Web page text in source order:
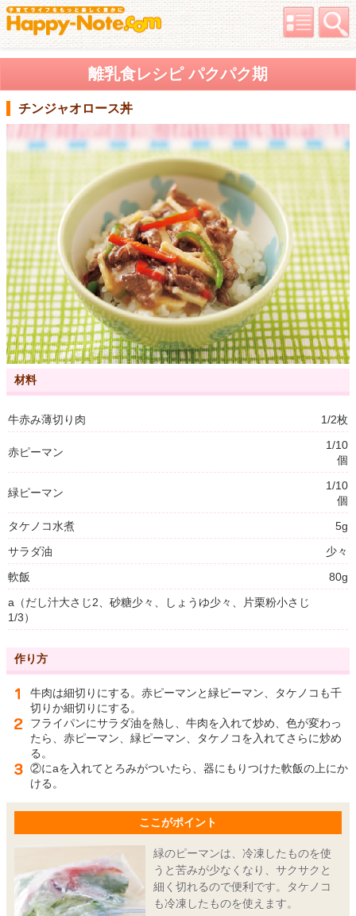
離乳食レシピ パクパク期
チンジャオロース丼
材料
牛赤み薄切り肉 1/2枚
赤ピーマン
1/10
個
緑ピーマン
1/10
個
タケノコ水煮
5g
サラダ油
少々
軟飯
80g
a（だし汁大さじ2、砂糖少々、しょうゆ少々、片栗粉小さじ
1/3）
作り方
牛肉は細切りにする。赤ピーマンと緑ピーマン、タケノコも千
切りか細切りにする。
フライパンにサラダ油を熱し、牛肉を入れて炒め、色が変わっ
たら、赤ピーマン、緑ピーマン、タケノコを入れてさらに炒め
る。
②にaを入れてとろみがついたら、器にもりつけた軟飯の上にか
ける。
ここがポイント
緑のピーマンは、冷凍したものを使
うと苦みが少なくなり、サクサクと
細く切れるので便利です。タケノコ
も冷凍したものを使えます。